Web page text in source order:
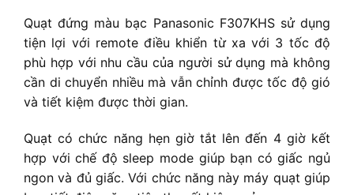
Quạt đứng màu bạc Panasonic F307KHS sử dụng
tiện lợi với remote điều khiển từ xa với 3 tốc độ
phù hợp với nhu cầu của người sử dụng mà không
cần di chuyển nhiều mà vẫn chỉnh được tốc độ gió
và tiết kiệm được thời gian.
Quạt có chức năng hẹn giờ tắt lên đến 4 giờ kết
hợp với chế độ sleep mode giúp bạn có giấc ngủ
ngon và đủ giấc. Với chức năng này máy quạt giúp